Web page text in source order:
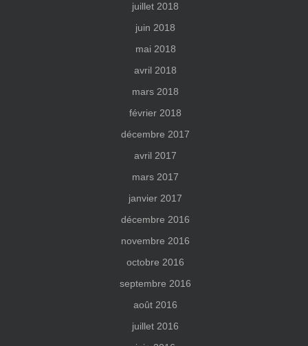
juillet 2018
juin 2018
mai 2018
avril 2018
mars 2018
février 2018
décembre 2017
avril 2017
mars 2017
janvier 2017
décembre 2016
novembre 2016
octobre 2016
septembre 2016
août 2016
juillet 2016